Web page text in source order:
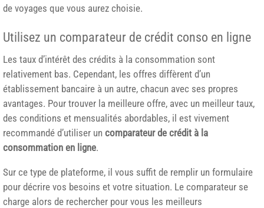
de voyages que vous aurez choisie.
Utilisez un comparateur de crédit conso en ligne
Les taux d’intérêt des crédits à la consommation sont
relativement bas. Cependant, les offres diffèrent d’un
établissement bancaire à un autre, chacun avec ses propres
avantages. Pour trouver la meilleure offre, avec un meilleur taux,
des conditions et mensualités abordables, il est vivement
recommandé d’utiliser un comparateur de crédit à la
consommation en ligne.
Sur ce type de plateforme, il vous suffit de remplir un formulaire
pour décrire vos besoins et votre situation. Le comparateur se
charge alors de rechercher pour vous les meilleurs